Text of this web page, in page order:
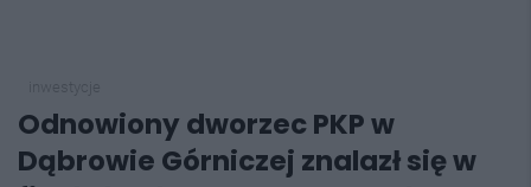
Odnowiony dworzec PKP w
Dąbrowie Górniczej znalazł się w